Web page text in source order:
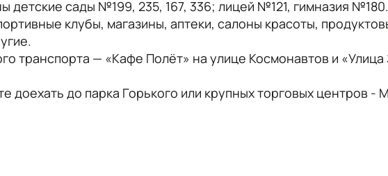
детские сады №199, 235, 167, 336; лицей №121, гимназия №180.
клубы, магазины, аптеки, салоны красоты,
транспорта — «Кафе Полёт» на улице Космонавтов и «Улица
доехать до парка Горького или крупных торговых центров -